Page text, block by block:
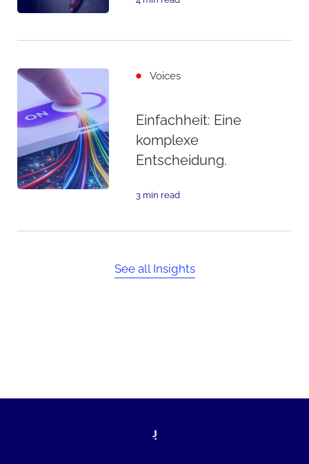
Voices
Einfachheit: Eine
komplexe
Entscheidung.
3 min read
See all Insights